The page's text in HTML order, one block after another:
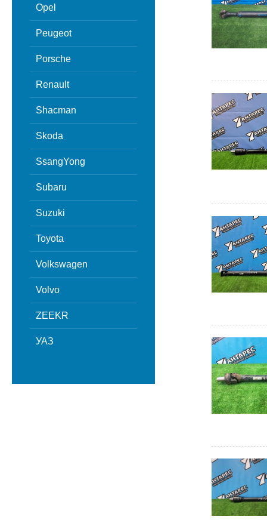
Opel
Peugeot
Porsche
Renault
Shacman
Skoda
SsangYong
Subaru
Suzuki
Toyota
Volkswagen
Volvo
ZEEKR
УАЗ